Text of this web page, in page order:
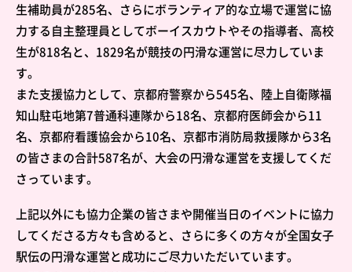
生補助員が285名、さらにボランティア的な立場で運営に協
力する自主整理員としてボーイスカウトやその指導者、高校
生が818名と、1829名が競技の円滑な運営に尽力していま
す。
また支援協力として、京都府警察から545名、陸上自衛隊福
知山駐屯地第7普通科連隊から18名、京都府医師会から11
名、京都府看護協会から10名、京都市消防局救援隊から3名
の皆さまの合計587名が、大会の円滑な運営を支援してくだ
さっています。
上記以外にも協力企業の皆さまや開催当日のイベントに協力
してくださる方々も含めると、さらに多くの方々が全国女子
駅伝の円滑な運営と成功にご尽力いただいています。